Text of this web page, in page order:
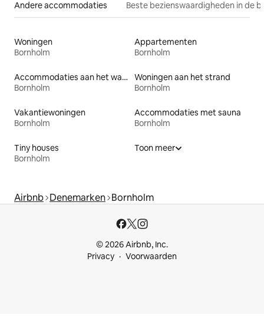
Andere accommodaties Beste bezienswaardigheden in de
Woningen
Bornholm
Appartementen
Bornholm
Accommodaties aan het water
Bornholm
Woningen aan het strand
Bornholm
Vakantiewoningen
Bornholm
Accommodaties met sauna
Bornholm
Tiny houses
Bornholm
Toon meer
Airbnb Denemarken Bornholm
© 2026 Airbnb, Inc.
Privacy
Voorwaarden